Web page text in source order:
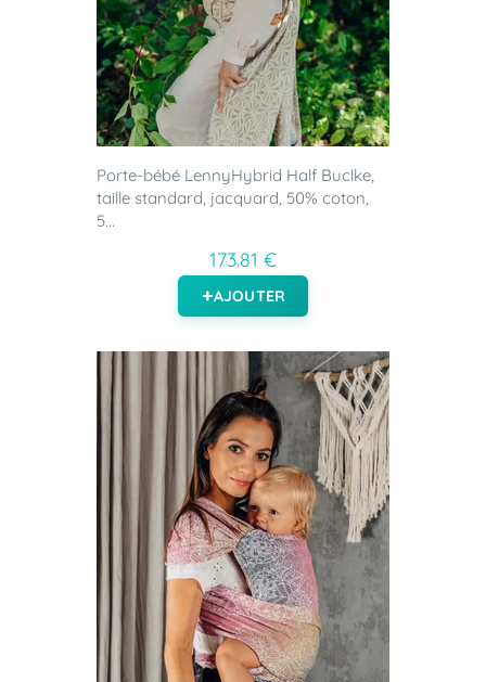
Porte-bébé LennyHybrid Half Buclke,
taille standard, jacquard, 50% coton,
5...
173.81 €
AJOUTER